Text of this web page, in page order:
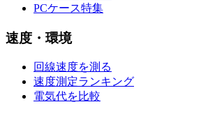
PCケース特集
速度・環境
回線速度を測る
速度測定ランキング
電気代を比較